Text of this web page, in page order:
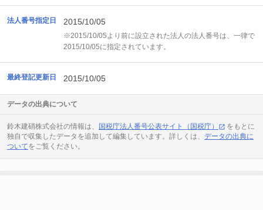
法人番号指定日 2015/10/05
※2015/10/05より前に設立された法人の法人番号は、一律で
2015/10/05に指定されています。
最終登記更新日 2015/10/05
データの出典について
鈴木建硝株式会社の情報は、 国税庁法人番号公表サイト（国税庁）
をもとに
独自で収集したデータを追加して編集しています。詳しくは、 データの出典に
ついてをご覧ください。